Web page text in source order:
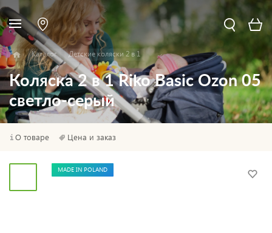
Каталог Детские коляски 2 в 1
Коляска 2 в 1 Riko Basic Ozon 05
светло-серый
О товаре Цена и заказ
MADE IN POLAND